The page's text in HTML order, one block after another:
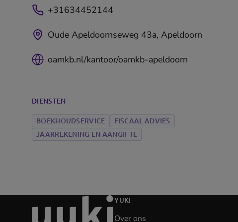
+31634452144
Oude Apeldoornseweg 43a, Apeldoorn
oamkb.nl/kantoor/oamkb-apeldoorn
DIENSTEN
BOEKHOUDSERVICE
FISCAAL ADVIES
JAARREKENING EN AANGIFTE
YUKI
Over ons